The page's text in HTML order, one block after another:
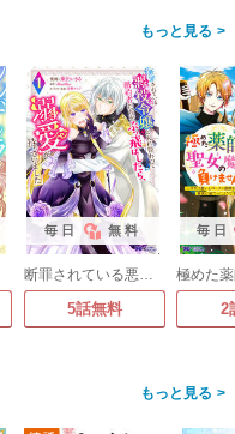
>
毎日 無料
断罪されている悪役令嬢と入れ替わって婚約者たちをぶっ飛ばしたら、溺愛が待っていました(コミック)
5話無料
毎日
2
>